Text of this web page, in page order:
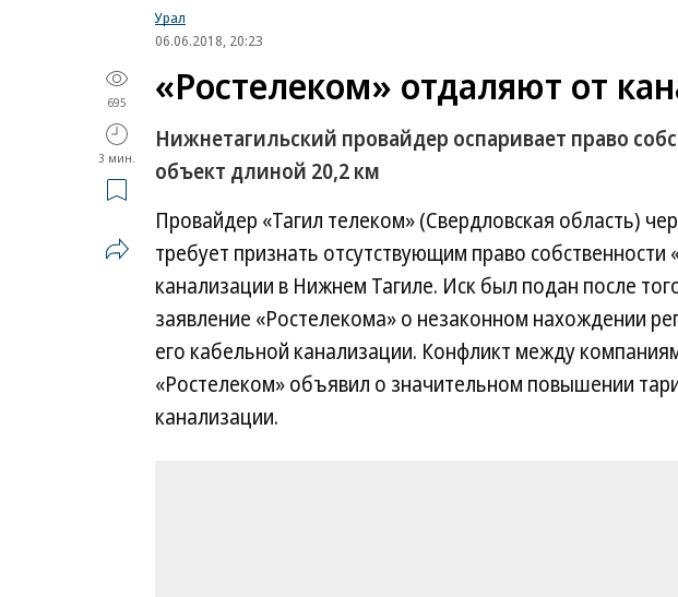
Урал
06.06.2018, 20:23
695
3 мин.
«Ростелеком» отдаляют от
Нижнетагильский провайдер оспаривает право
объект длиной 20,2 км
Провайдер «Тагил телеком» (Свердловская область)
требует признать отсутствующим право собственности
канализации в Нижнем Тагиле. Иск был подан после
заявление «Ростелекома» о незаконном нахождении
его кабельной канализации. Конфликт между
«Ростелеком» объявил о значительном повышении
канализации.